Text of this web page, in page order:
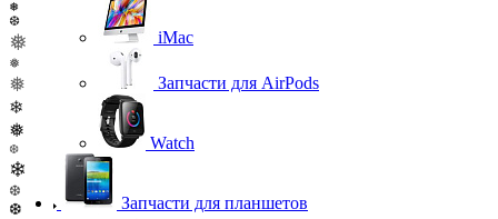
❅
❆
❅
❅
❅
❄
❅
❆
❄
❆
❆
iMac
Запчасти для AirPods
Watch
Запчасти для планшетов